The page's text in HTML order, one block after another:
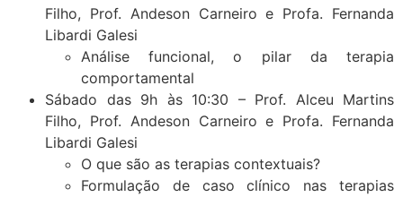
Filho, Prof. Andeson Carneiro e Profa. Fernanda
Libardi Galesi
Análise funcional, o pilar da terapia
comportamental
Sábado das 9h às 10:30 – Prof. Alceu Martins
Filho, Prof. Andeson Carneiro e Profa. Fernanda
Libardi Galesi
O que são as terapias contextuais?
Formulação de caso clínico nas terapias